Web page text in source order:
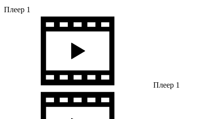
Плеер 1
Плеер 1